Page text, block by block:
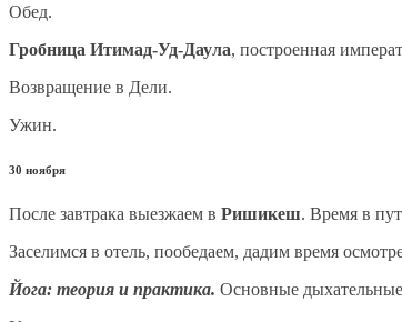
Обед.
Гробница Итимад-Уд-Даула, построенная
Возвращение в Дели.
Ужин.
30 ноября
После завтрака выезжаем в Ришикеш. Время в
Заселимся в отель, пообедаем, дадим время
Йога: теория и практика. Основные